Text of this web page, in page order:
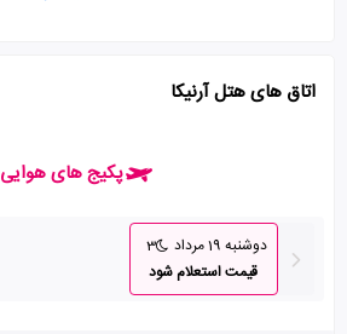
اتاق های هتل آرنیکا
پکیج های هوایی
دوشنبه 19 مرداد
3
قیمت استعلام شود